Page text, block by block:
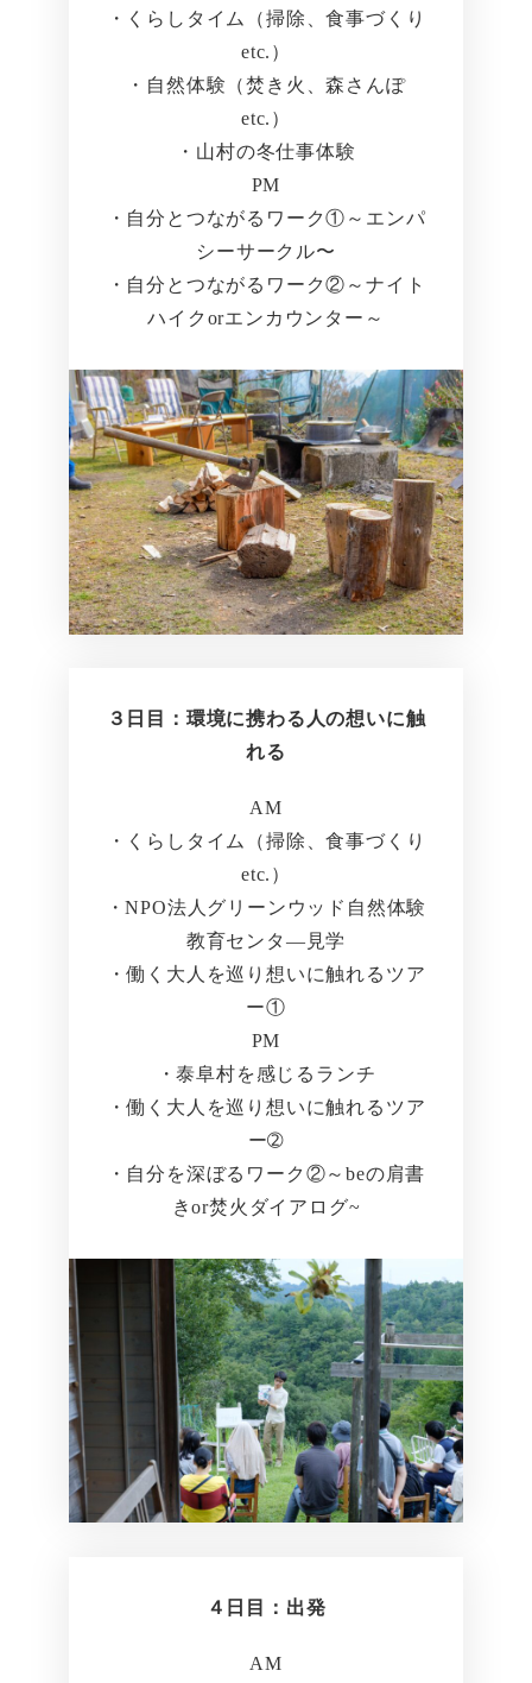
・くらしタイム（掃除、食事づくり
etc.）
・自然体験（焚き火、森さんぽ
etc.）
・山村の冬仕事体験
PM
・自分とつながるワーク①～エンパ
シーサークル〜
・自分とつながるワーク②～ナイト
ハイクorエンカウンター～
３日目：環境に携わる人の想いに触
れる
AM
・くらしタイム（掃除、食事づくり
etc.）
・NPO法人グリーンウッド自然体験
教育センタ―見学
・働く大人を巡り想いに触れるツア
ー①
PM
・泰阜村を感じるランチ
・働く大人を巡り想いに触れるツア
ー➁
・自分を深ぼるワーク②～beの肩書
きor焚火ダイアログ~
４日目：出発
AM